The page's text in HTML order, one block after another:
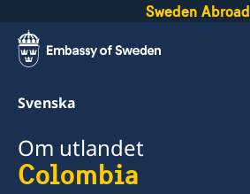
Sweden Abroad
Svenska
Om utlandet
Colombia